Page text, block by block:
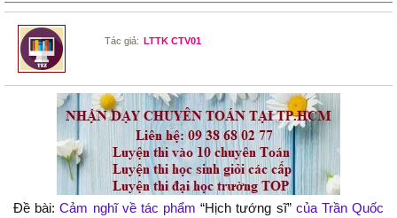
Tác giả: LTTK CTV01
Đề bài:Cảm nghĩ về tác phẩm “Hịch tướng sĩ” của Trần Quốc